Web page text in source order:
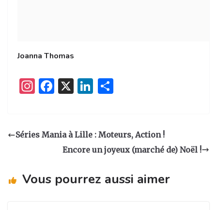
Joanna Thomas
I
a
m
F
e
b
o
X
Li
e
dI
g
er
Séries Mania à Lille : Moteurs, Action !
Encore un joyeux (marché de) Noël !
Vous pourrez aussi aimer